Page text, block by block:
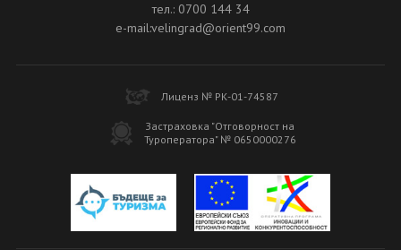
тел.: 0700 144 34
e-mail:velingrad@orient99.com
Лиценз № РК-01-74587
Застраховка "Отговорност на
Туроператора" № 0650000276